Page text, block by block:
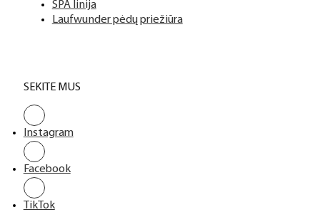
SPA linija
Laufwunder pėdų priežiūra
SEKITE MUS
Instagram
Facebook
TikTok